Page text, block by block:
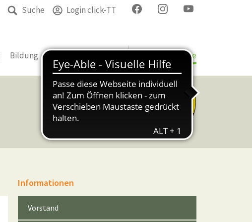
Suche Login click-TT
Bildung Bezirke & Kreise
Informationen
Vorstand